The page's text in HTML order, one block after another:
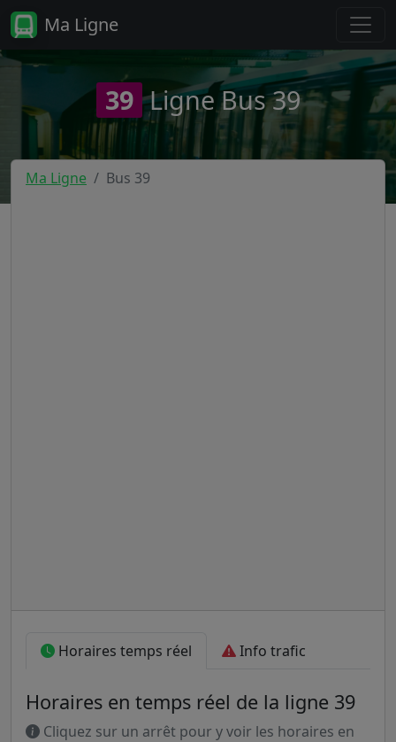
Ma Ligne
39 Ligne Bus 39
Ma Ligne Bus 39
Horaires temps réel Info trafic
Horaires en temps réel de la ligne 39
Cliquez sur un arrêt pour y voir les horaires en